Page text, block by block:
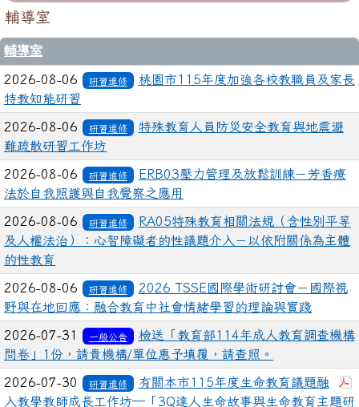
輔導室
輔導室
2026-08-06 研習進修
桃園市115年度加強各校教職員及家長
特教知能研習
2026-08-06 研習進修
特殊教育人員防災安全教育與地震避
難疏散研習工作坊
2026-08-06 研習進修
ERB03壓力管理及放鬆訓練－芳香療
法於自我照護與自我覺察之應用
2026-08-06 研習進修
RA05特殊教育相關法規（含性別平等
及人權法治）：心智障礙者的性議題介入－以依附關係為主體
的性教育
2026-08-06 研習進修
2026 TSSE國際學術研討會－國際視
野與在地回應：融合教育中社會情緒學習的理論與實踐
2026-07-31 一般公告
檢送「教育部114年成人教育調查機構
問卷」1份，請貴機構/單位惠予填覆，請查照。
2026-07-30 研習進修
有關本市115年度生命教育議題融
入教學教師成長工作坊─「3Q達人生命故事與生命教育主題研